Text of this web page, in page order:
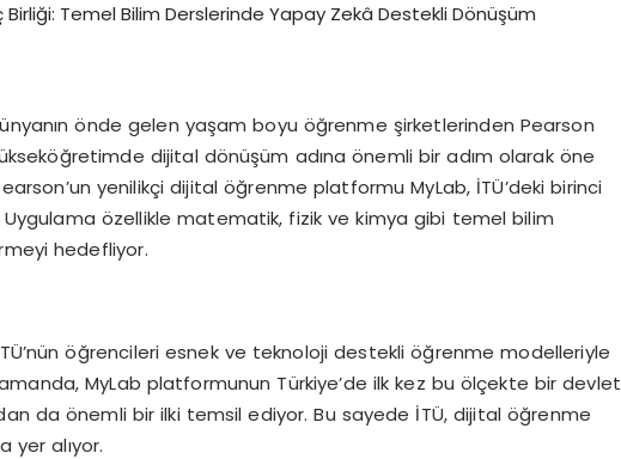
önde gelen yaşam boyu öğrenme şirketlerinden Pearson
dijital dönüşüm adına önemli bir adım olarak öne
yenilikçi dijital öğrenme platformu MyLab, İTÜ’deki birinci
Uygulama özellikle matematik, fizik ve kimya gibi temel bilim
hedefliyor.
öğrencileri esnek ve teknoloji destekli öğrenme modelleriyle
MyLab platformunun Türkiye’de ilk kez bu ölçekte bir devlet
da önemli bir ilki temsil ediyor. Bu sayede İTÜ, dijital öğrenme
yer alıyor.